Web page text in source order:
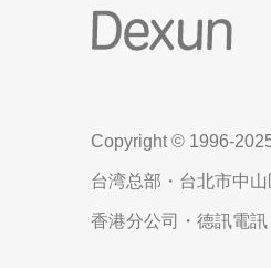
Copyright © 1996-
台湾总部・台北市中
香港分公司・德訊電